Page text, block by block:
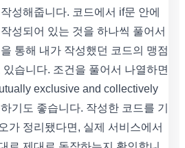
성해줍니다. 코드에서 if문 안에
성되어 있는 것을 하나씩 풀어서
통해 내가 작성했던 코드의 맹점
습니다. 조건을 풀어서 나열하면
exclusive and collectively
기도 좋습니다. 작성한 코드를 기
가 정리됐다면, 실제 서비스에서